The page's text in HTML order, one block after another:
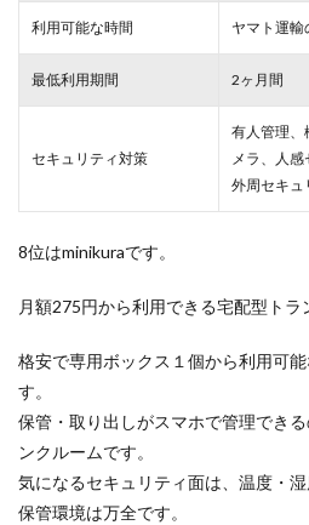
利用可能な時間 ヤマト運輸
最低利用期間 2ヶ月間
セキュリティ対策
有人管理、
メラ、人感
外周セキュ
8位はminikuraです。
月額275円から利用できる宅配型トラ
格安で専用ボックス１個から利用可
す。
保管・取り出しがスマホで管理でき
ンクルームです。
気になるセキュリティ面は、温度・
保管環境は万全です。